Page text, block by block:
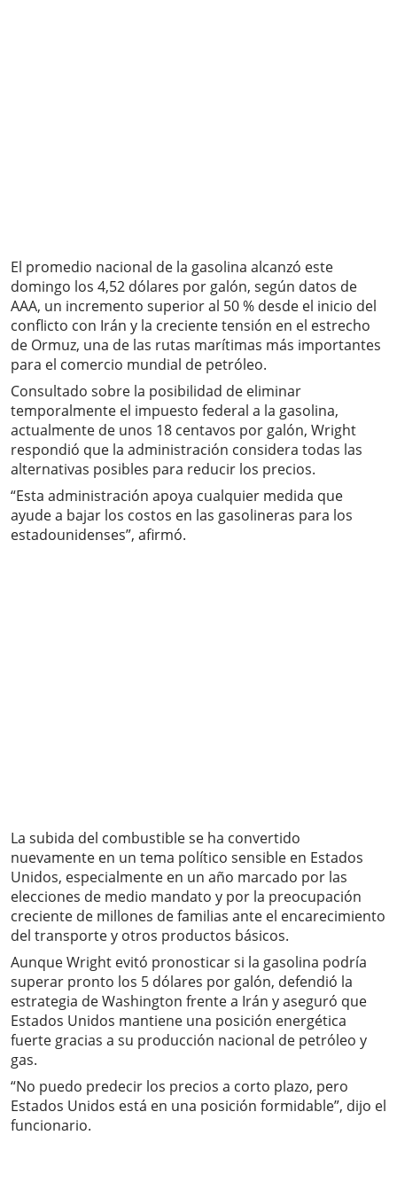
El promedio nacional de la gasolina alcanzó este
domingo los 4,52 dólares por galón, según datos de
AAA, un incremento superior al 50 % desde el inicio del
conflicto con Irán y la creciente tensión en el estrecho
de Ormuz, una de las rutas marítimas más importantes
para el comercio mundial de petróleo.
Consultado sobre la posibilidad de eliminar
temporalmente el impuesto federal a la gasolina,
actualmente de unos 18 centavos por galón, Wright
respondió que la administración considera todas las
alternativas posibles para reducir los precios.
“Esta administración apoya cualquier medida que
ayude a bajar los costos en las gasolineras para los
estadounidenses”, afirmó.
La subida del combustible se ha convertido
nuevamente en un tema político sensible en Estados
Unidos, especialmente en un año marcado por las
elecciones de medio mandato y por la preocupación
creciente de millones de familias ante el encarecimiento
del transporte y otros productos básicos.
Aunque Wright evitó pronosticar si la gasolina podría
superar pronto los 5 dólares por galón, defendió la
estrategia de Washington frente a Irán y aseguró que
Estados Unidos mantiene una posición energética
fuerte gracias a su producción nacional de petróleo y
gas.
“No puedo predecir los precios a corto plazo, pero
Estados Unidos está en una posición formidable”, dijo el
funcionario.